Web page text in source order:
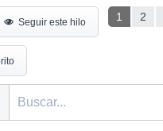
1 2
Seguir este hilo